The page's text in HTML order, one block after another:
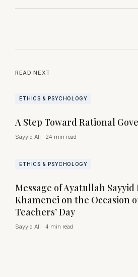
READ NEXT
ETHICS & PSYCHOLOGY
A Step Toward Rational
Sayyid Ali · 24 min read
ETHICS & PSYCHOLOGY
Message of Ayatullah Sayyid
Khamenei on the Occasion
Teachers’ Day
Sayyid Ali · 4 min read